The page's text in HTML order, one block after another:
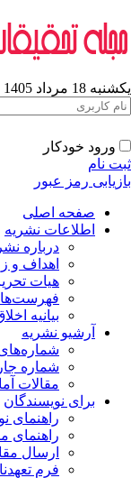
18 مرداد 1405
ورود خودکار
نام
رمز عبور
صفحه اصلی
اطلاعات نشریه
درباره نشریه
اهداف و
هیات
فهرست‌ها و
بیانیه
آرشیو نشریه
شماره‌های
شماره جاری
مقالات
برای نویسندگان
راهنمای
راهنمای
ارسال
فرم